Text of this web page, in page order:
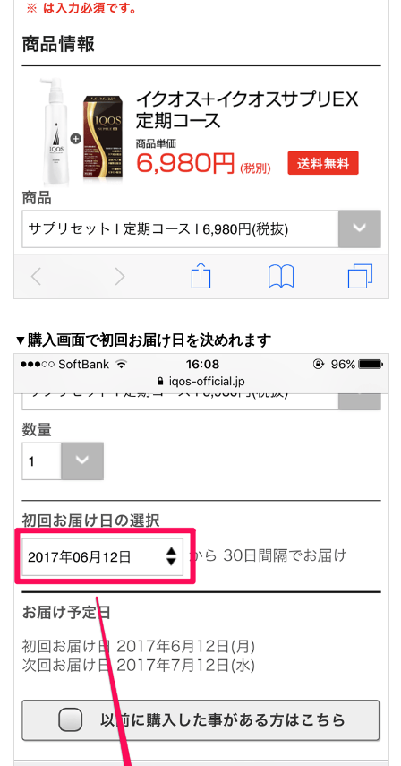
▼購入画面で初回お届け日を決めれます